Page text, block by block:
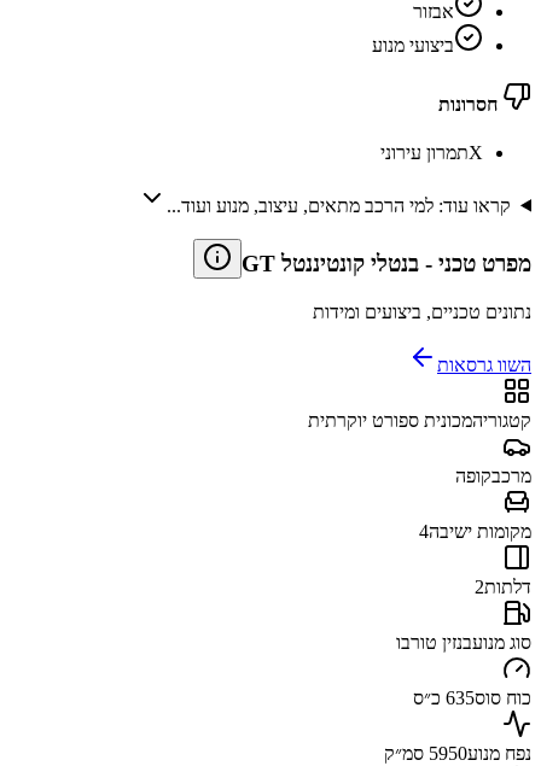
אבזור
ביצועי מנוע
חסרונות
Xתמרון עירוני
קראו עוד: למי הרכב מתאים, עיצוב, מנוע ועוד...
מפרט טכני - בנטלי קונטיננטל GT
נתונים טכניים, ביצועים ומידות
השוו גרסאות
קטגוריהמכונית ספורט יוקרתית
מרכבקופה
מקומות ישיבה4
דלתות2
סוג מנועבנזין טורבו
כוח סוס635 כ״ס
נפח מנוע5950 סמ״ק